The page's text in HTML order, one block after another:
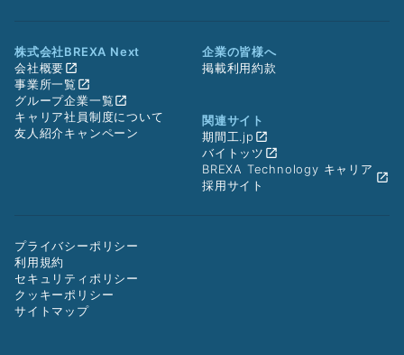
株式会社BREXA Next
会社概要
事業所一覧
グループ企業一覧
キャリア社員制度について
友人紹介キャンペーン
企業の皆様へ
掲載利用約款
関連サイト
期間工.jp
バイトッツ
BREXA Technology キャリア
採用サイト
プライバシーポリシー
利用規約
セキュリティポリシー
クッキーポリシー
サイトマップ